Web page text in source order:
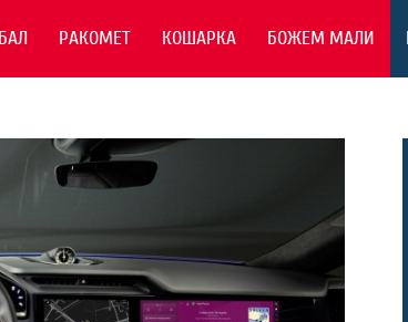
РАКОМЕТ КОШАРКА БОЖЕМ МАЛИ